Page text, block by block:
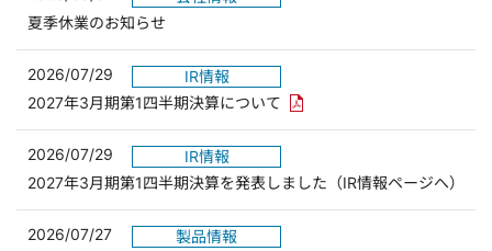
夏季休業のお知らせ
2026/07/29
IR情報
2027年3月期第1四半期決算について PDFリンクを新しいウィンド
2026/07/29
IR情報
2027年3月期第1四半期決算を発表しました（IR情報ページへ）
2026/07/27
製品情報